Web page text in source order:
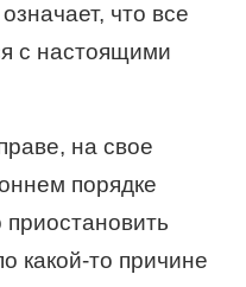
что все
с настоящими
на свое
порядке
какой-то причине